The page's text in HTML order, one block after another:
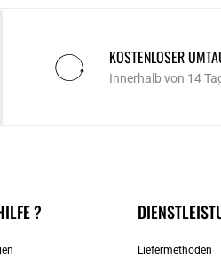
KOSTENLOSER
Innerhalb von 14
?
Liefermethoden